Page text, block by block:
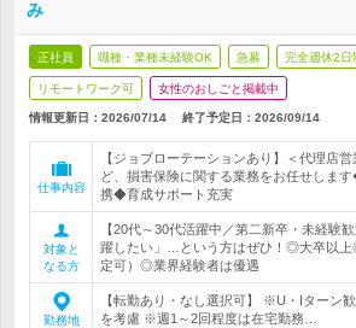
み
正社員 職種・業種未経験OK 急募 完全週休2日
リモートワーク可 女性のおしごと掲載中
情報更新日：2026/07/14 終了予定日： 2026/09/14
仕事内容
【ジョブローテーションあり】＜代理店
ど、損害保険に関する業務をお任せしま
携◆育成サポート充実
対象と
なる方
【20代～30代活躍中／第二新卒・未経験
躍したい」…という方はぜひ！◎大卒以上
定可）◎業界経験者は優遇
勤務地
【転勤あり・なし選択可】 ※U・Iターン
を考慮 ※週1～2回程度は在宅勤務…